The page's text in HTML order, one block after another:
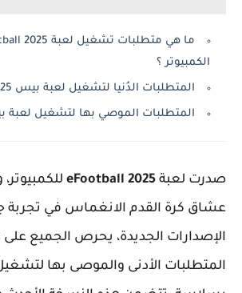
الكمبيوتر ؟
المتطلبات الدُنيا لتشغيل لعبة بيس 25
المتطلبات الموصي بها لتشغيل لعبة
صدرت لعبة eFootball 2025
عشاق كرة القدم الانغماس في تجربة
الإصدارات الجديدة، يحرص الجميع
المتطلبات الأدنى والموصى بها